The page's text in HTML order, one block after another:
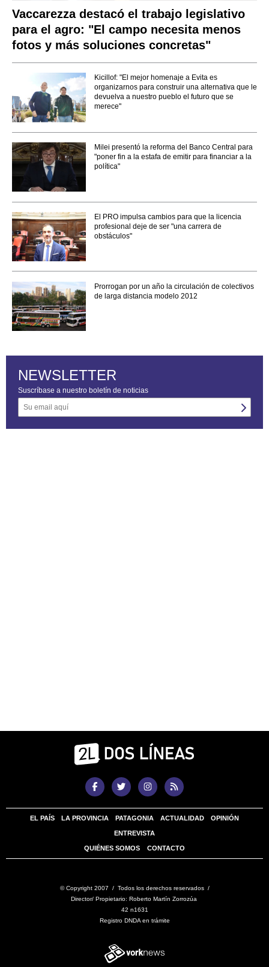
Vaccarezza destacó el trabajo legislativo
para el agro: "El campo necesita menos
fotos y más soluciones concretas"
Kicillof: "El mejor homenaje a Evita es
organizarnos para construir una alternativa que le
devuelva a nuestro pueblo el futuro que se
merece"
Milei presentó la reforma del Banco Central para
"poner fin a la estafa de emitir para financiar a la
política"
El PRO impulsa cambios para que la licencia
profesional deje de ser "una carrera de
obstáculos"
Prorrogan por un año la circulación de colectivos
de larga distancia modelo 2012
NEWSLETTER
Suscríbase a nuestro boletín de noticias
EL PAÍS LA PROVINCIA PATAGONIA ACTUALIDAD OPINIÓN
ENTREVISTA
QUIÉNES SOMOS CONTACTO
© Copyright 2007 / Todos los derechos reservados /
Director/ Propietario: Roberto Martín Zorrozúa
42 n1631
Registro DNDA en trámite